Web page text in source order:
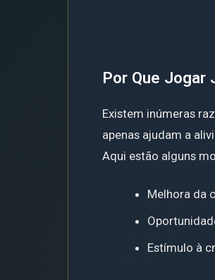
Por Que Jogar
Existem inúmeras
apenas ajudam a
Aqui estão alguns
Melhora da
Estímulo à